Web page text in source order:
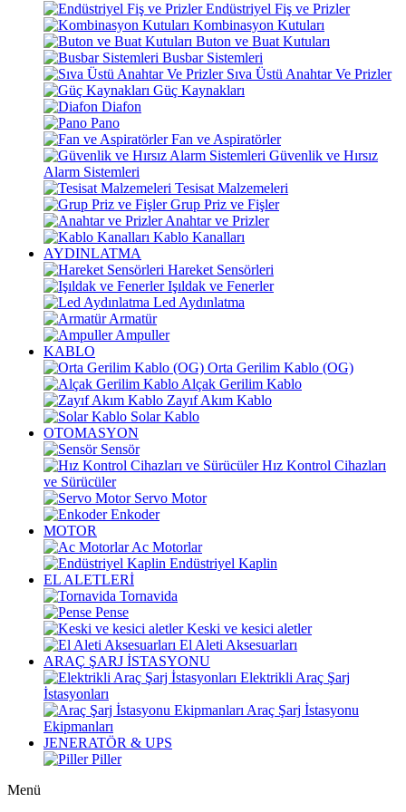
Endüstriyel Fiş ve Prizler
Kombinasyon Kutuları
Buton ve Buat Kutuları
Busbar Sistemleri
Sıva Üstü Anahtar Ve Prizler
Güç Kaynakları
Diafon
Pano
Fan ve Aspiratörler
Güvenlik ve Hırsız
Alarm Sistemleri
Tesisat Malzemeleri
Grup Priz ve Fişler
Anahtar ve Prizler
Kablo Kanalları
AYDINLATMA
Hareket Sensörleri
Işıldak ve Fenerler
Led Aydınlatma
Armatür
Ampuller
KABLO
Orta Gerilim Kablo (OG)
Alçak Gerilim Kablo
Zayıf Akım Kablo
Solar Kablo
OTOMASYON
Sensör
Hız Kontrol Cihazları
ve Sürücüler
Servo Motor
Enkoder
MOTOR
Ac Motorlar
Endüstriyel Kaplin
EL ALETLERİ
Tornavida
Pense
Keski ve kesici aletler
El Aleti Aksesuarları
ARAÇ ŞARJ İSTASYONU
Elektrikli Araç Şarj
İstasyonları
Araç Şarj İstasyonu
Ekipmanları
JENERATÖR & UPS
Piller
Menü